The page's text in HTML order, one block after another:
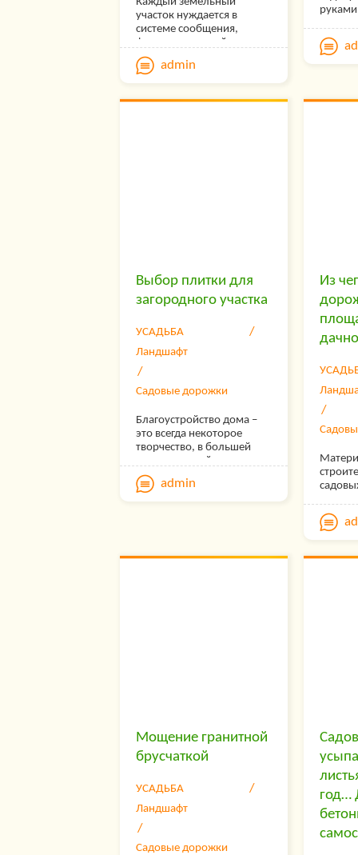
участок нуждается в
системе сообщения,
функцию которой
выполняют дорожки.
Какой материал садовых
дорожек лучше подходит
для той или иной зоны?
admin
по
Выбор плитки для
загородного участка
УСАДЬБА
Ландшафт
Садовые дорожки
Благоустройство дома –
это всегда некоторое
творчество, в большей
или в меньшей степени.
Большое внимание часто
уделяется тому, как
благоустроена
admin
Из
как от
выбора
Мощение гранитной
брусчаткой
УСАДЬБА
Ландшафт
Садовые дорожки
год…